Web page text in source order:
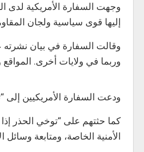
وجهت السفارة الأمريكية لدى
إليها قوى سياسية ولجان
وربما في ولايات أخرى. المواقع
ودعت السفارة الأمريكيين إلى
كما حثتهم على “توخي الحذر
الأمنية الخاصة، ومتابعة